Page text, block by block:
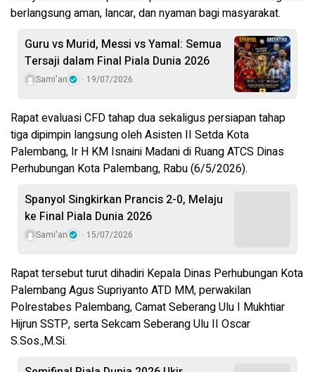
berlangsung aman, lancar, dan nyaman bagi masyarakat.
Guru vs Murid, Messi vs Yamal: Semua
Tersaji dalam Final Piala Dunia 2026
Sami'an 19/07/2026
Rapat evaluasi CFD tahap dua sekaligus persiapan tahap
tiga dipimpin langsung oleh Asisten II Setda Kota
Palembang, Ir H KM Isnaini Madani di Ruang ATCS Dinas
Perhubungan Kota Palembang, Rabu (6/5/2026).
Spanyol Singkirkan Prancis 2-0, Melaju
ke Final Piala Dunia 2026
Sami'an 15/07/2026
Rapat tersebut turut dihadiri Kepala Dinas Perhubungan Kota
Palembang Agus Supriyanto ATD MM, perwakilan
Polrestabes Palembang, Camat Seberang Ulu I Mukhtiar
Hijrun SSTP, serta Sekcam Seberang Ulu II Oscar
S.Sos.,M.Si.